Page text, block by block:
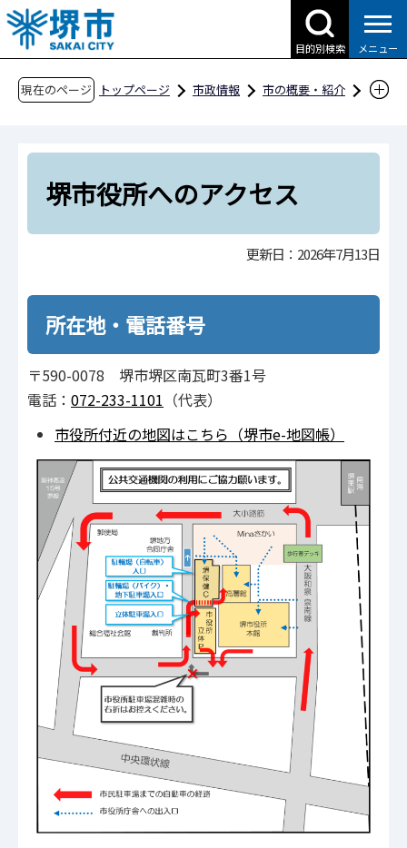
こ
の
ペ
目的別検索 メニュー
現在のページ トップページ 市政情報
市の概要・紹介
堺市役所へのアクセス
更新日：2026年7月13日
所在地・電話番号
〒590-0078 堺市堺区南瓦町3番1号
電話： 072-233-1101 （代表）
市役所付近の地図はこちら（堺市e-地図帳）